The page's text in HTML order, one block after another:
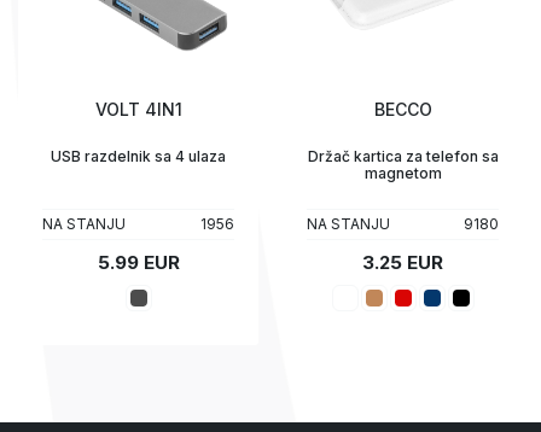
VOLT 4IN1
USB razdelnik sa 4 ulaza
NA STANJU 1956
5.99 EUR
BECCO
Držač kartica za telefon sa
magnetom
NA STANJU 9180
3.25 EUR